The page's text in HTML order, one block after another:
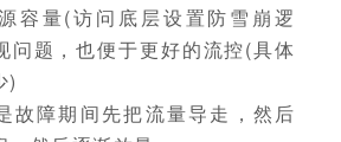
容量(访问底层设置防雪崩逻
问题，也便于更好的流控(具体
)
故障期间先把流量导走，然后